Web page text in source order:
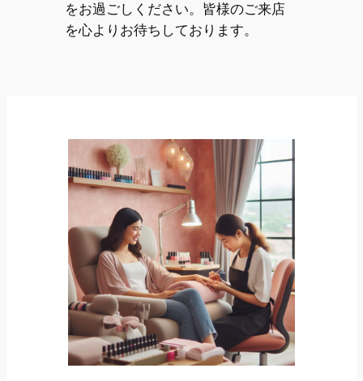
をお過ごしください。皆様のご来店
を心よりお待ちしております。